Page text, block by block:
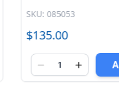
pared Mariluz
SKU: 085053
$135.00